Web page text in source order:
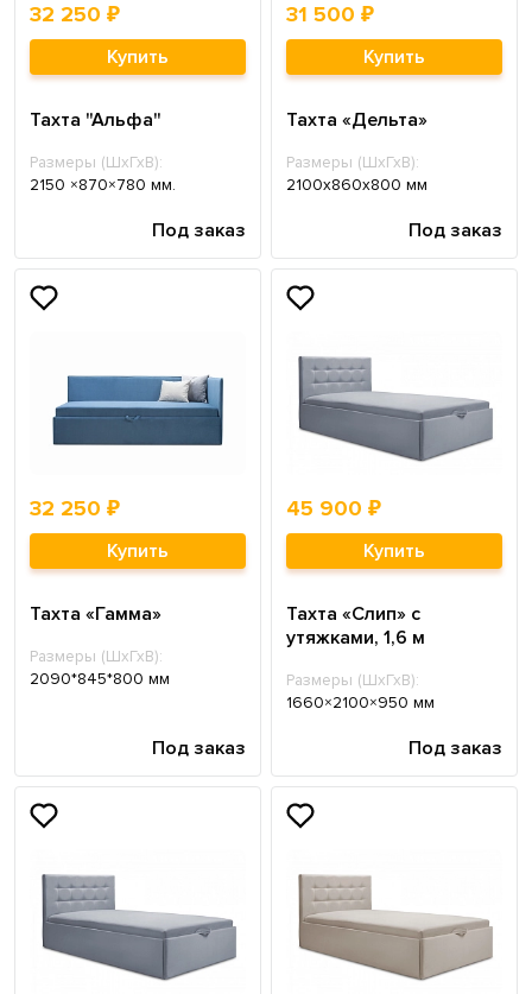
32 250 ₽
Купить
Тахта "Альфа"
Размеры (ШхГхВ):
2150 ×870×780 мм.
Под заказ
31 500 ₽
Купить
Тахта «Дельта»
Размеры (ШхГхВ):
2100х860х800 мм
Под заказ
32 250 ₽
Купить
Тахта «Гамма»
Размеры (ШхГхВ):
2090*845*800 мм
Под заказ
45 900 ₽
Купить
Тахта «Слип» с
утяжками, 1,6 м
Размеры (ШхГхВ):
1660×2100×950 мм
Под заказ